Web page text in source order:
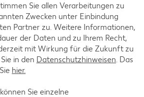
Weitere Angebote anzeigen
Sie allen Verarbeitungen zu
Zwecken unter Einbindung
Partner zu. Weitere Informationen,
der Daten und zu Ihrem Recht,
mit Wirkung für die Zukunft zu
in den Datenschutzhinweisen. Das
hier.
Sie einzelne